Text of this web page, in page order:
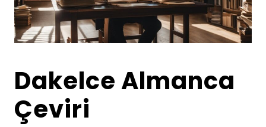
Dakelce Almanca
Çeviri